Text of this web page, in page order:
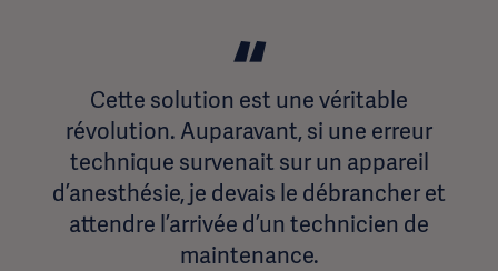
Cette solution est une véritable
révolution. Auparavant, si une erreur
technique survenait sur un appareil
d’anesthésie, je devais le débrancher et
attendre l’arrivée d’un technicien de
maintenance.